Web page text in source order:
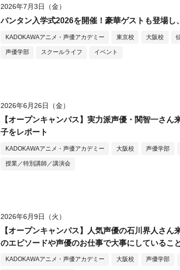
2026年7月3日（金）
バンタン入学式2026を開催！豪華ゲストも登場し
KADOKAWAアニメ・声優アカデミー 東京校 大阪校
声優学部 スクールライフ イベント
2026年6月26日（金）
【オープンキャンパス】実力派声優・関智一さん
子をレポート
KADOKAWAアニメ・声優アカデミー 大阪校 声優学部
授業／特別講師／講演会
2026年6月9日（火）
【オープンキャンパス】人気声優の石川界人さん
のエピソードや声優のお仕事で大事にしているこ
KADOKAWAアニメ・声優アカデミー 大阪校 声優学部